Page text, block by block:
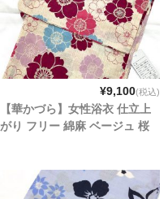
¥9,100(税込)
【華かづら】女性浴衣 仕立上
がり フリー 綿麻 ベージュ 桜